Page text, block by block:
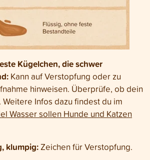
Kügelchen, die schwer
Kann auf Verstopfung oder zu
hinweisen. Überprüfe, ob dein
Infos dazu findest du im
Wasser sollen Hunde und Katzen
klumpig:Zeichen für Verstopfung.